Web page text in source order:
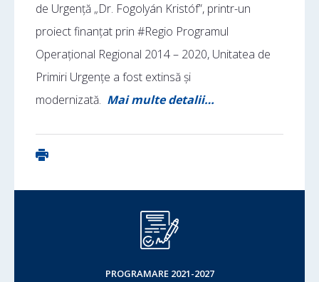
de Urgență „Dr. Fogolyán Kristóf”, printr-un
proiect finanțat prin #Regio Programul
Operațional Regional 2014 – 2020, Unitatea de
Primiri Urgențe a fost extinsă și
modernizată. Mai multe detalii…
PROGRAMARE 2021-2027